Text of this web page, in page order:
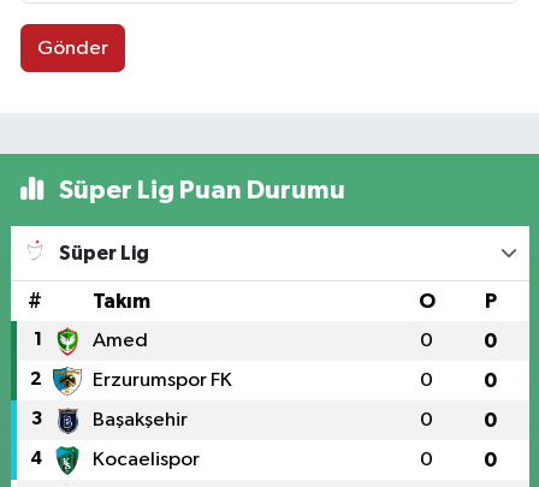
Gönder
Süper Lig Puan Durumu
Süper Lig
# Takım O P
1 Amed 0 0
2 Erzurumspor FK 0 0
3 Başakşehir 0 0
4 Kocaelispor 0 0